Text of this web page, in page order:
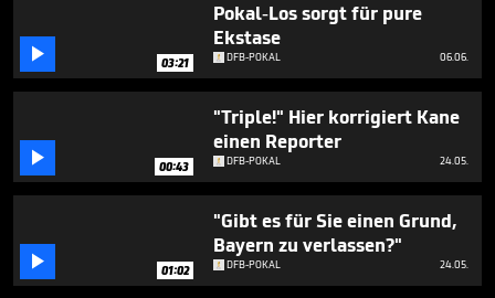
 03:21
Pokal-Los sorgt für pure
Ekstase
DFB-POKAL 06.06.
 00:43
"Triple!" Hier korrigiert Kane
einen Reporter
DFB-POKAL 24.05.
 01:02
"Gibt es für Sie einen Grund,
Bayern zu verlassen?"
DFB-POKAL 24.05.